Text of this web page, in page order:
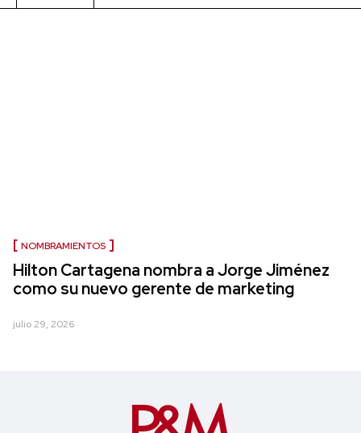
NOMBRAMIENTOS
Hilton Cartagena nombra a Jorge Jiménez
como su nuevo gerente de marketing
julio 29, 2026